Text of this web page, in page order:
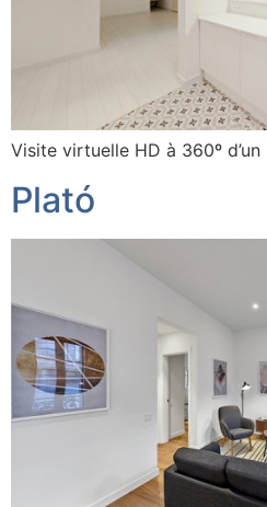
Visite virtuelle HD à 360º
Plató